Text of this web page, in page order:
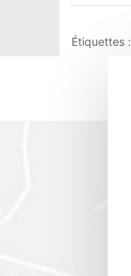
Étiquettes :